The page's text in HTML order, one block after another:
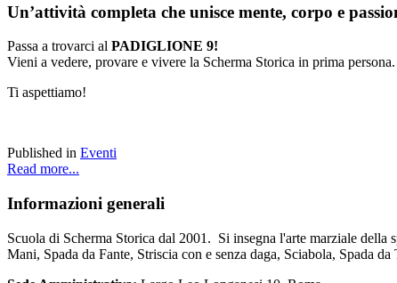
Un’attività completa che unisce mente, corpo e
Passa a trovarci al PADIGLIONE 9!
Vieni a vedere, provare e vivere la Scherma Storica in prima persona.
Ti aspettiamo!
Published in Eventi
Read more...
Informazioni generali
Scuola di Scherma Storica dal 2001. Si insegna l'arte marziale
Mani, Spada da Fante, Striscia con e senza daga, Sciabola, Spada da